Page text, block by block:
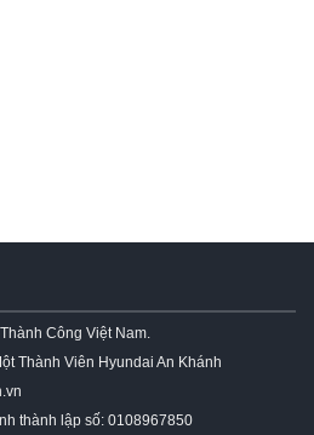
Công Việt Nam.
Thành Viên Hyundai An Khánh
thành lập số: 0108967850